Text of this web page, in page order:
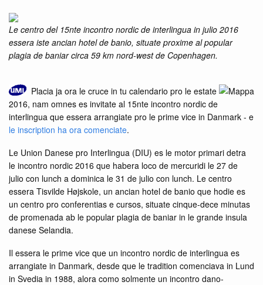
Le centro del 15nte incontro nordic de interlingua in julio 2016
essera iste ancian hotel de banio, situate proxime al popular
plagia de baniar circa 59 km nord-west de Copenhagen.
Placia ja ora le cruce in tu calendario pro le estate
2016, nam omnes es invitate al 15nte incontro nordic de
interlingua que essera arrangiate pro le prime vice in Danmark - e
le inscription ha ora comenciate.
Le Union Danese pro Interlingua (DIU) es le motor primari detra
le incontro nordic 2016 que habera loco de mercuridi le 27 de
julio con lunch a dominica le 31 de julio con lunch. Le centro
essera Tisvilde Højskole, un ancian hotel de banio que hodie es
un centro pro conferentias e cursos, situate cinque-dece minutas
de promenada ab le popular plagia de baniar in le grande insula
danese Selandia.
Il essera le prime vice que un incontro nordic de interlingua es
arrangiate in Danmark, desde que le tradition comenciava in Lund
in Svedia in 1988, alora como solmente un incontro dano-